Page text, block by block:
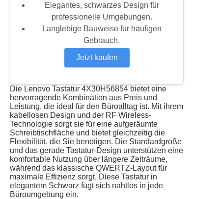
Elegantes, schwarzes Design für
professionelle Umgebungen.
Langlebige Bauweise für häufigen
Gebrauch.
Jetzt kaufen
Die Lenovo Tastatur 4X30H56854 bietet eine
hervorragende Kombination aus Preis und
Leistung, die ideal für den Büroalltag ist. Mit ihrem
kabellosen Design und der RF Wireless-
Technologie sorgt sie für eine aufgeräumte
Schreibtischfläche und bietet gleichzeitig die
Flexibilität, die Sie benötigen. Die Standardgröße
und das gerade Tastatur-Design unterstützen eine
komfortable Nutzung über längere Zeiträume,
während das klassische QWERTZ-Layout für
maximale Effizienz sorgt. Diese Tastatur in
elegantem Schwarz fügt sich nahtlos in jede
Büroumgebung ein.